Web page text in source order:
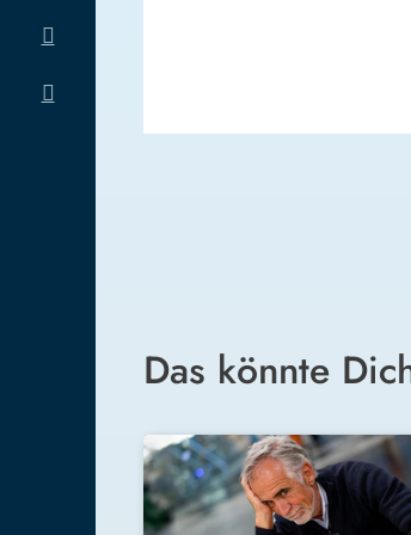
Das könnte